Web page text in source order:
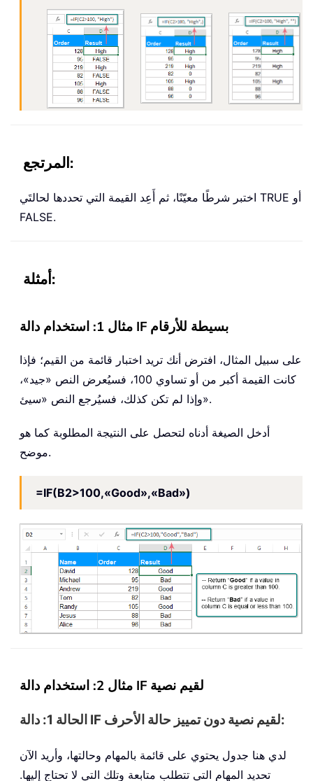
المرتجع:
اختبر شرطًا معيّنًا، ثم أَعِد القيمة التي تحددها لحالتَي TRUE أو
FALSE.
أمثلة:
مثال 1: استخدام دالة IF بسيطة للأرقام
على سبيل المثال، افترض أنك تريد اختبار قائمة من القيم؛ فإذا
كانت القيمة أكبر من أو تساوي 100، فسيُعرض النص «جيد»،
وإذا لم تكن كذلك، فسيُرجع النص «سيئ».
أدخل الصيغة أدناه لتحصل على النتيجة المطلوبة كما هو
موضح.
=IF(B2>100,«Good»,«Bad»)
مثال 2: استخدام دالة IF لقيم نصية
الحالة 1: دالة IF لقيم نصية دون تمييز حالة الأحرف:
لدي هنا جدول يحتوي على قائمة بالمهام وحالتها، وأريد الآن
تحديد المهام التي تتطلب متابعة وتلك التي لا تحتاج إليها.